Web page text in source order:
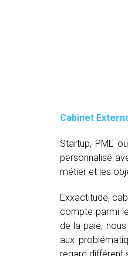
Cabinet
Startup, PME
personnalisé
métier et les
Exxactitude,
compte parmi
de la paie,
aux